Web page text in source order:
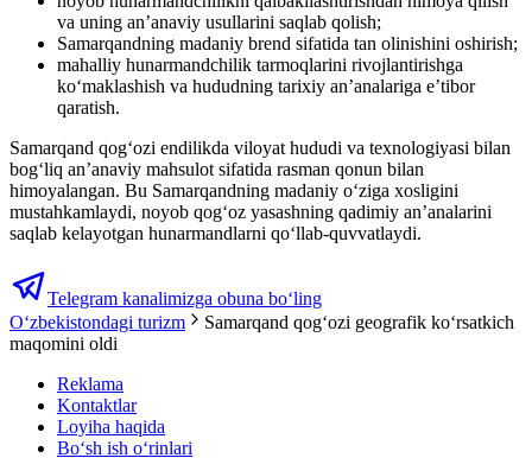
va uning an’anaviy usullarini saqlab qolish;
Samarqandning madaniy brend sifatida tan olinishini oshirish;
mahalliy hunarmandchilik tarmoqlarini rivojlantirishga
ko‘maklashish va hududning tarixiy an’analariga e’tibor
qaratish.
Samarqand qog‘ozi endilikda viloyat hududi va texnologiyasi bilan
bog‘liq an’anaviy mahsulot sifatida rasman qonun bilan
himoyalangan. Bu Samarqandning madaniy o‘ziga xosligini
mustahkamlaydi, noyob qog‘oz yasashning qadimiy an’analarini
saqlab kelayotgan hunarmandlarni qo‘llab-quvvatlaydi.
Telegram kanalimizga obuna bo‘ling
O‘zbekistondagi turizm
Samarqand qogʻozi geografik koʻrsatkich
maqomini oldi
Reklama
Kontaktlar
Loyiha haqida
Bo‘sh ish o‘rinlari